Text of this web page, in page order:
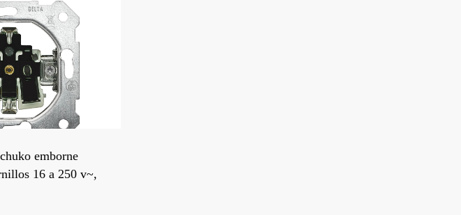
emborne
16 a 250 v~,